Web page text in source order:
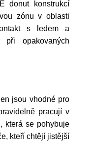
donut konstrukcí
zónu v oblasti
s ledem a
opakovaných
jsou vhodné pro
pracují v
která se pohybuje
kteří chtějí jistější